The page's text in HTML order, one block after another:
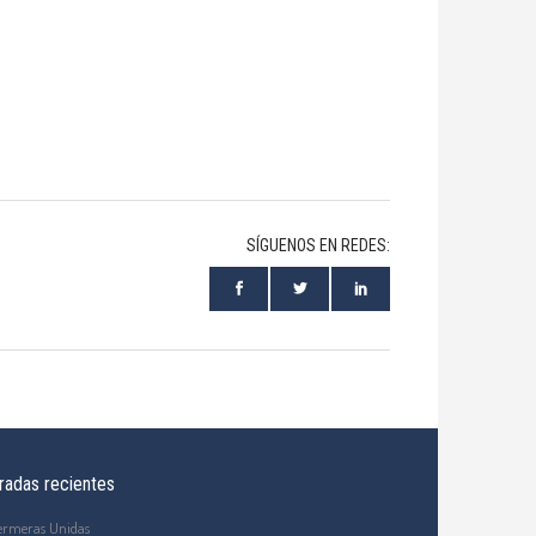
SÍGUENOS EN REDES:
recientes
Unidas